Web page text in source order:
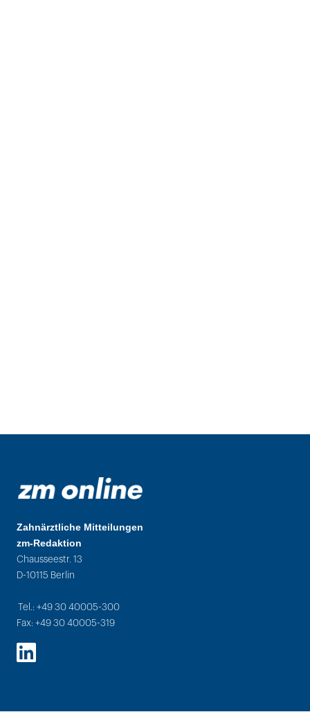
Zahnärztliche Mitteilungen
zm-Redaktion
Chausseestr. 13
D-10115 Berlin
Tel.: +49 30 40005-300
Fax: +49 30 40005-319
LinkedIn